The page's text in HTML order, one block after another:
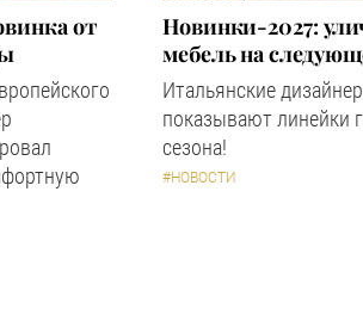
от
Новинки-2027:
мебель на
Итальянские
показывают линейки
сезона!
#НОВОСТИ